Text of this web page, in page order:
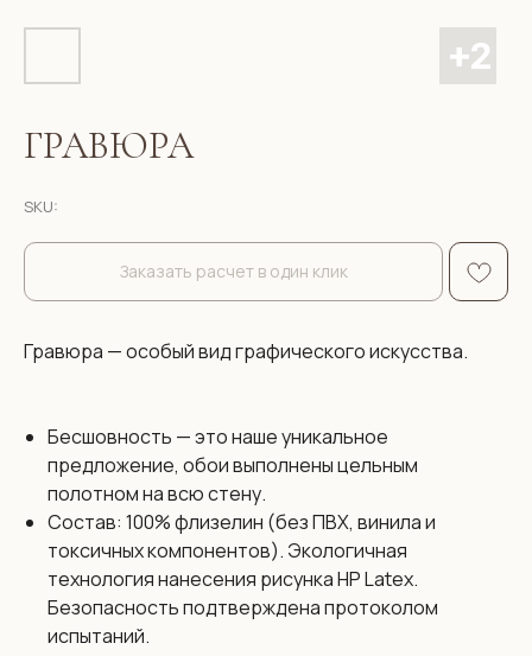
ГРАВЮРА
SKU:
Заказать расчет в один клик
Гравюра — особый вид графического искусства.
Бесшовность — это наше уникальное
предложение, обои выполнены цельным
полотном на всю стену.
Состав: 100% флизелин (без ПВХ, винила и
токсичных компонентов). Экологичная
технология нанесения рисунка HP Latex.
Безопасность подтверждена протоколом
испытаний.
Размеры: